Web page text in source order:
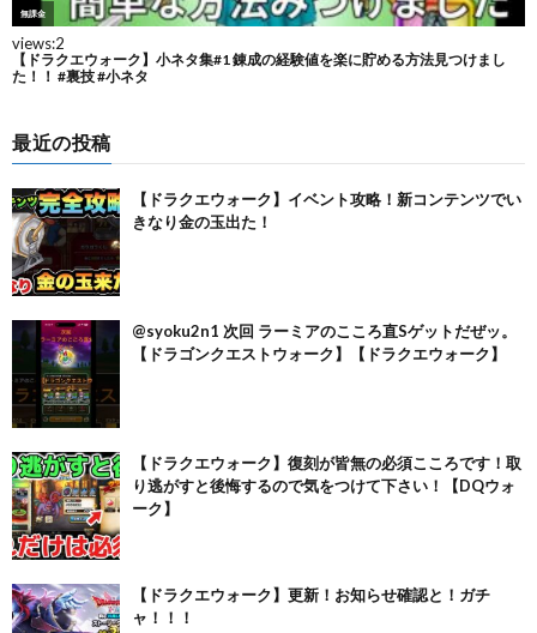
最近の投稿
【ドラクエウォーク】イベント攻略！新コンテンツでい
きなり金の玉出た！
@syoku2n1 次回 ラーミアのこころ直Sゲットだぜッ。
【ドラゴンクエストウォーク】【ドラクエウォーク】
【ドラクエウォーク】復刻が皆無の必須こころです！取
り逃がすと後悔するので気をつけて下さい！【DQウォ
ーク】
【ドラクエウォーク】更新！お知らせ確認と！ガチ
ャ！！！